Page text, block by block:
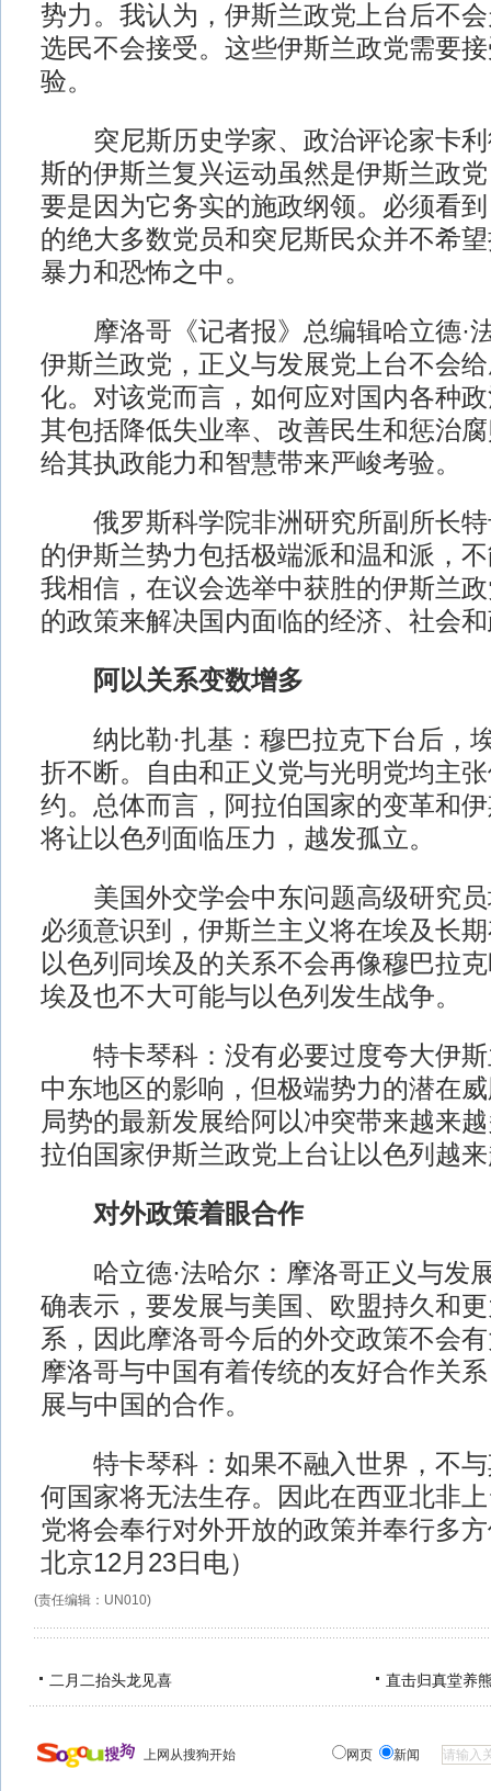
势力。我认为，伊斯兰政党上台后不
选民不会接受。这些伊斯兰政党需要
验。
突尼斯历史学家、政治评论家卡利
斯的伊斯兰复兴运动虽然是伊斯兰政
要是因为它务实的施政纲领。必须看
的绝大多数党员和突尼斯民众并不希
暴力和恐怖之中。
摩洛哥《记者报》总编辑哈立德·
伊斯兰政党，正义与发展党上台不会
化。对该党而言，如何应对国内各种
其包括降低失业率、改善民生和惩治
给其执政能力和智慧带来严峻考验。
俄罗斯科学院非洲研究所副所长特
的伊斯兰势力包括极端派和温和派，
我相信，在议会选举中获胜的伊斯兰
的政策来解决国内面临的经济、社会
阿以关系变数增多
纳比勒·扎基：穆巴拉克下台后，
折不断。自由和正义党与光明党均主
约。总体而言，阿拉伯国家的变革和
将让以色列面临压力，越发孤立。
美国外交学会中东问题高级研究员
必须意识到，伊斯兰主义将在埃及长
以色列同埃及的关系不会再像穆巴拉
埃及也不大可能与以色列发生战争。
特卡琴科：没有必要过度夸大伊斯
中东地区的影响，但极端势力的潜在
局势的最新发展给阿以冲突带来越来
拉伯国家伊斯兰政党上台让以色列越
对外政策着眼合作
哈立德·法哈尔：摩洛哥正义与发
确表示，要发展与美国、欧盟持久和
系，因此摩洛哥今后的外交政策不会
摩洛哥与中国有着传统的友好合作关
展与中国的合作。
特卡琴科：如果不融入世界，不与
何国家将无法生存。因此在西亚北非
党将会奉行对外开放的政策并奉行多
北京12月23日电）
(责任编辑：UN010)
二月二抬头龙见喜 直击归真堂养
上网从搜狗开始 网页 新闻